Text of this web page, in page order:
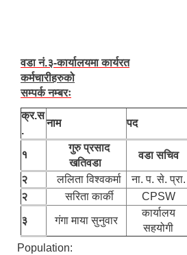
वडा नं.३-कार्यालयमा कार्यरत
कर्मचारीहरुको
सम्पर्क नम्बरः
क्र.स
.
नाम पद
१
गुरु प्रसाद
खतिवडा
वडा सचिव
२
ललिता विश्वकर्मा ना. प. से. प्रा.
२
सरिता कार्की CPSW
३ गंगा माया सुनुवार
कार्यालय
सहयोगी
Population: